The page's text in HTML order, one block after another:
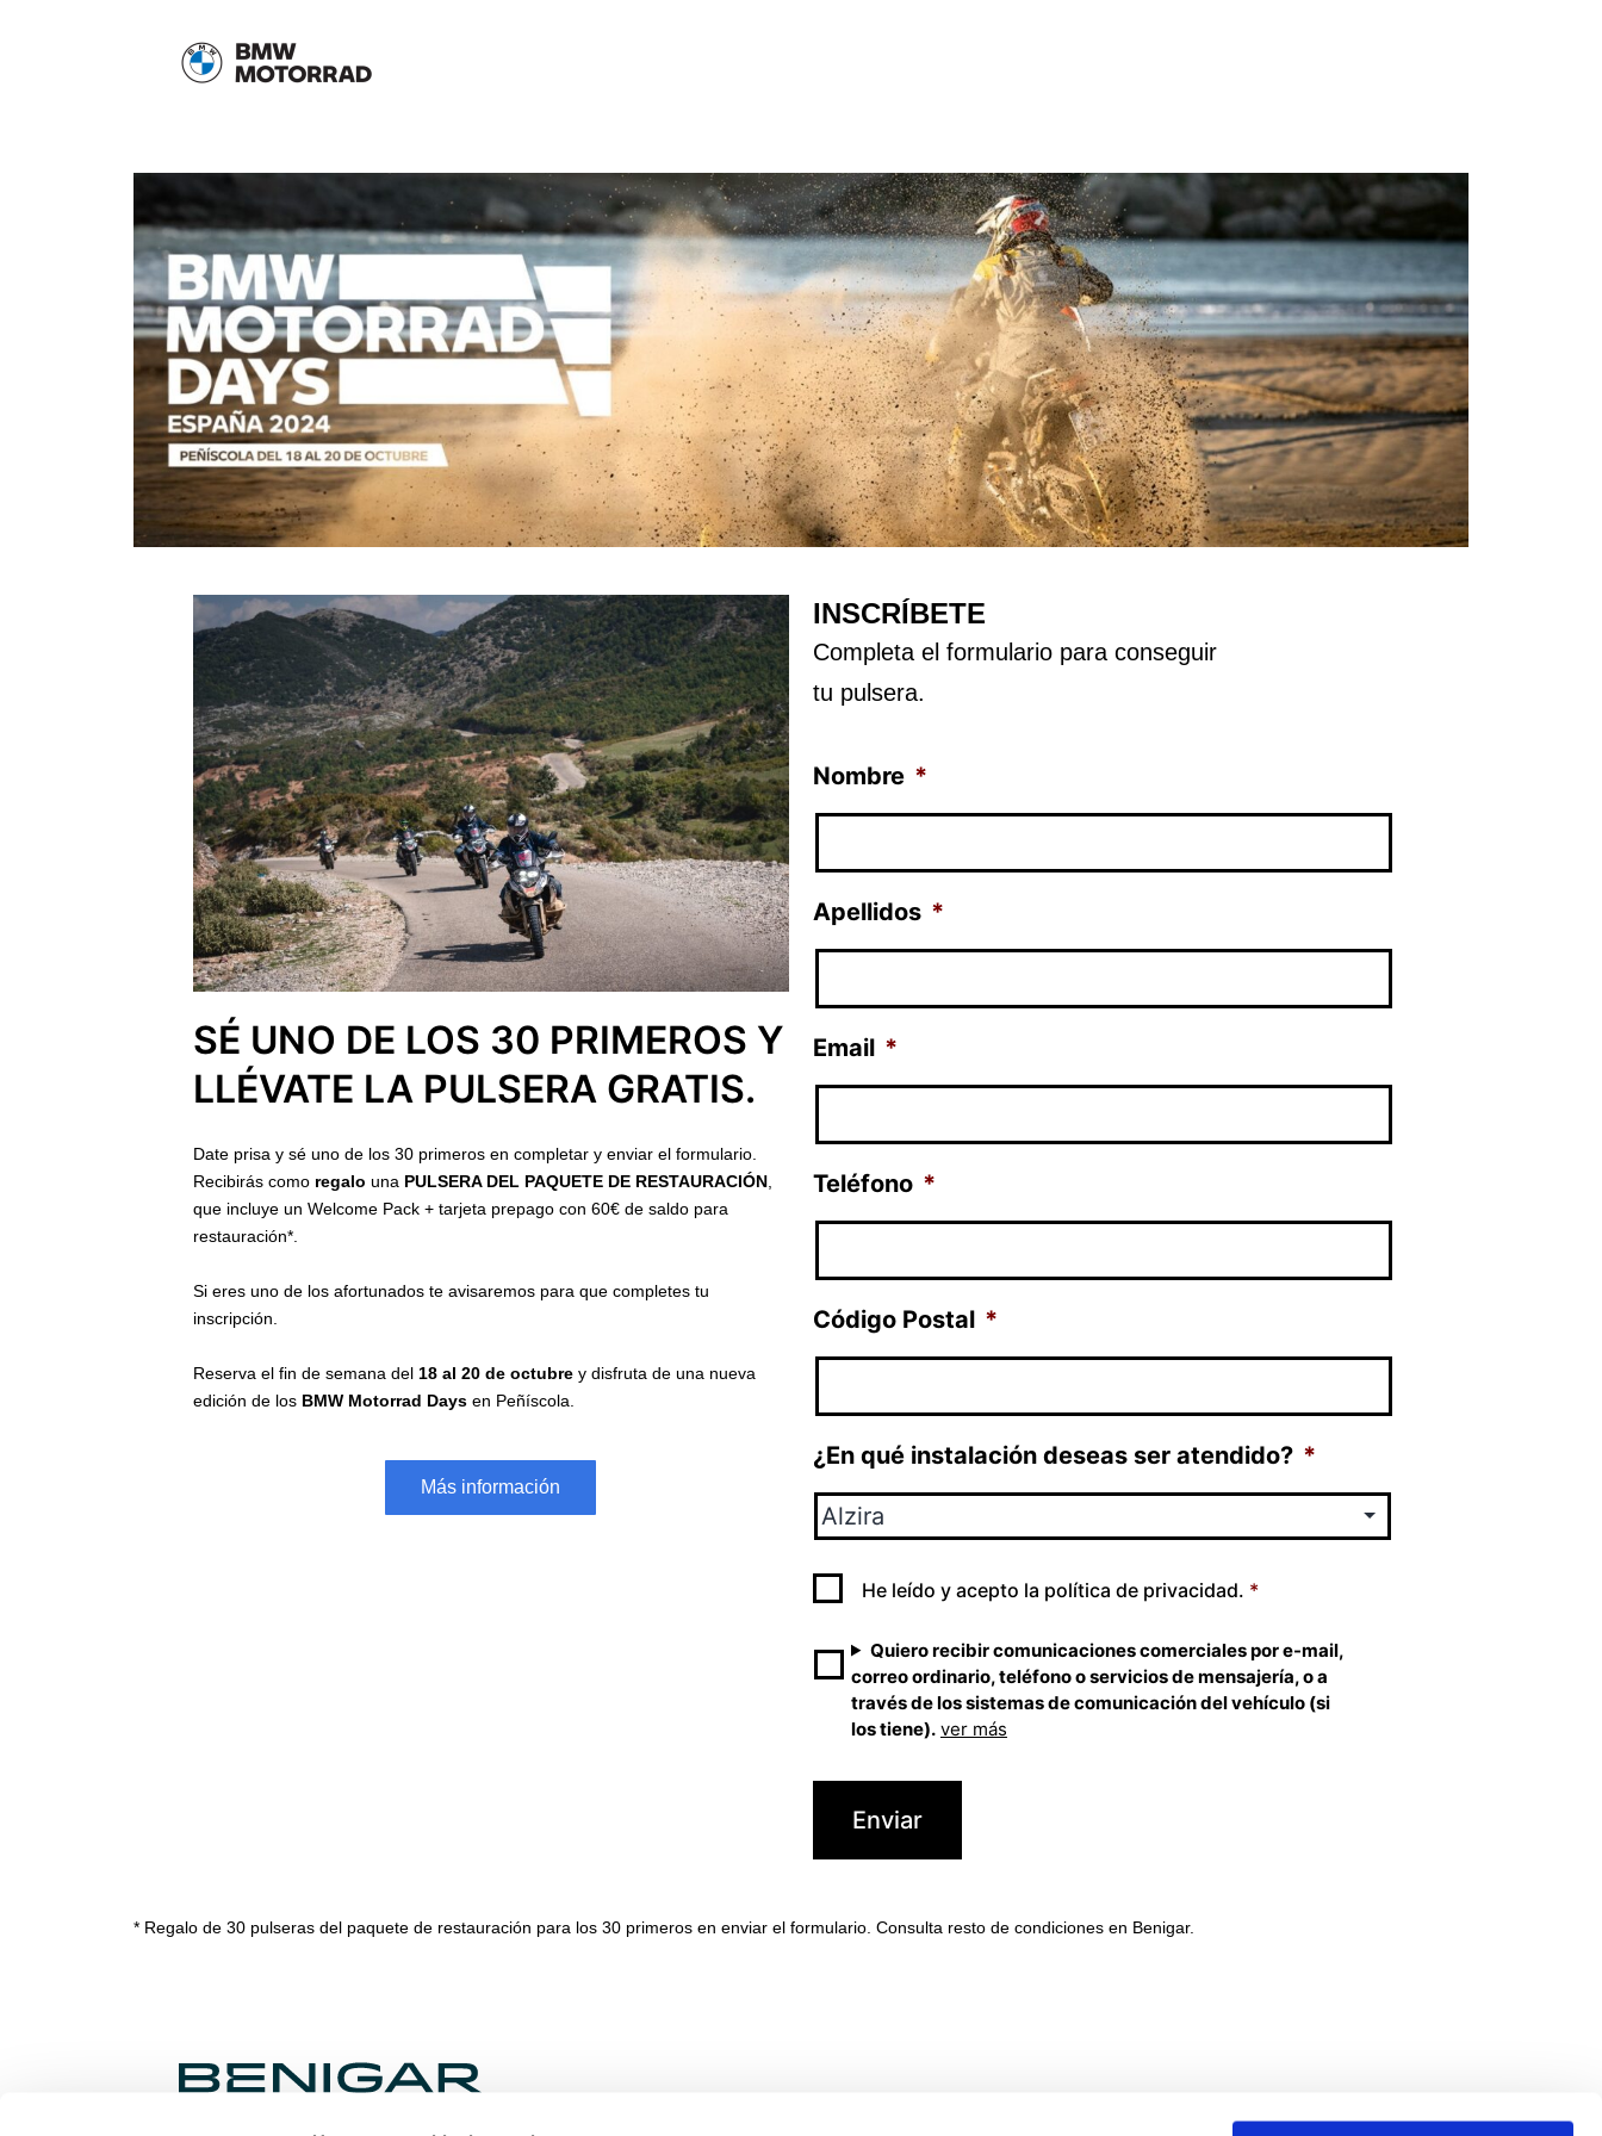
SÉ UNO DE LOS 30 PRIMEROS Y
LLÉVATE LA PULSERA GRATIS.
Date prisa y sé uno de los 30 primeros en completar y enviar el formulario.
Recibirás como regalo una PULSERA DEL PAQUETE DE RESTAURACIÓN
que incluye un Welcome Pack + tarjeta prepago con 60€ de saldo para
restauración*.
Si eres uno de los afortunados te avisaremos para que completes tu
inscripción.
Reserva el fin de semana del 18 al 20 de octubre y disfruta de una nueva
edición de los BMW Motorrad Days en Peñíscola.
Más información
INSCRÍBETE
Completa el formulario para conseguir
tu pulsera.
Nombre *
Apellidos *
Email *
Teléfono *
Código Postal *
¿En qué instalación deseas ser atendido? *
Privacidad
He leído y acepto la política de privacidad. *
Consentimientos
Comerciales
Quiero recibir comunicaciones comerciales por e-mail,
correo ordinario, teléfono o servicios de mensajería, o a
través de los sistemas de comunicación del vehículo (si
los tiene). ver más
* Regalo de 30 pulseras del paquete de restauración para los 30 primeros en enviar el formulario. Consulta resto de condiciones en Benigar.